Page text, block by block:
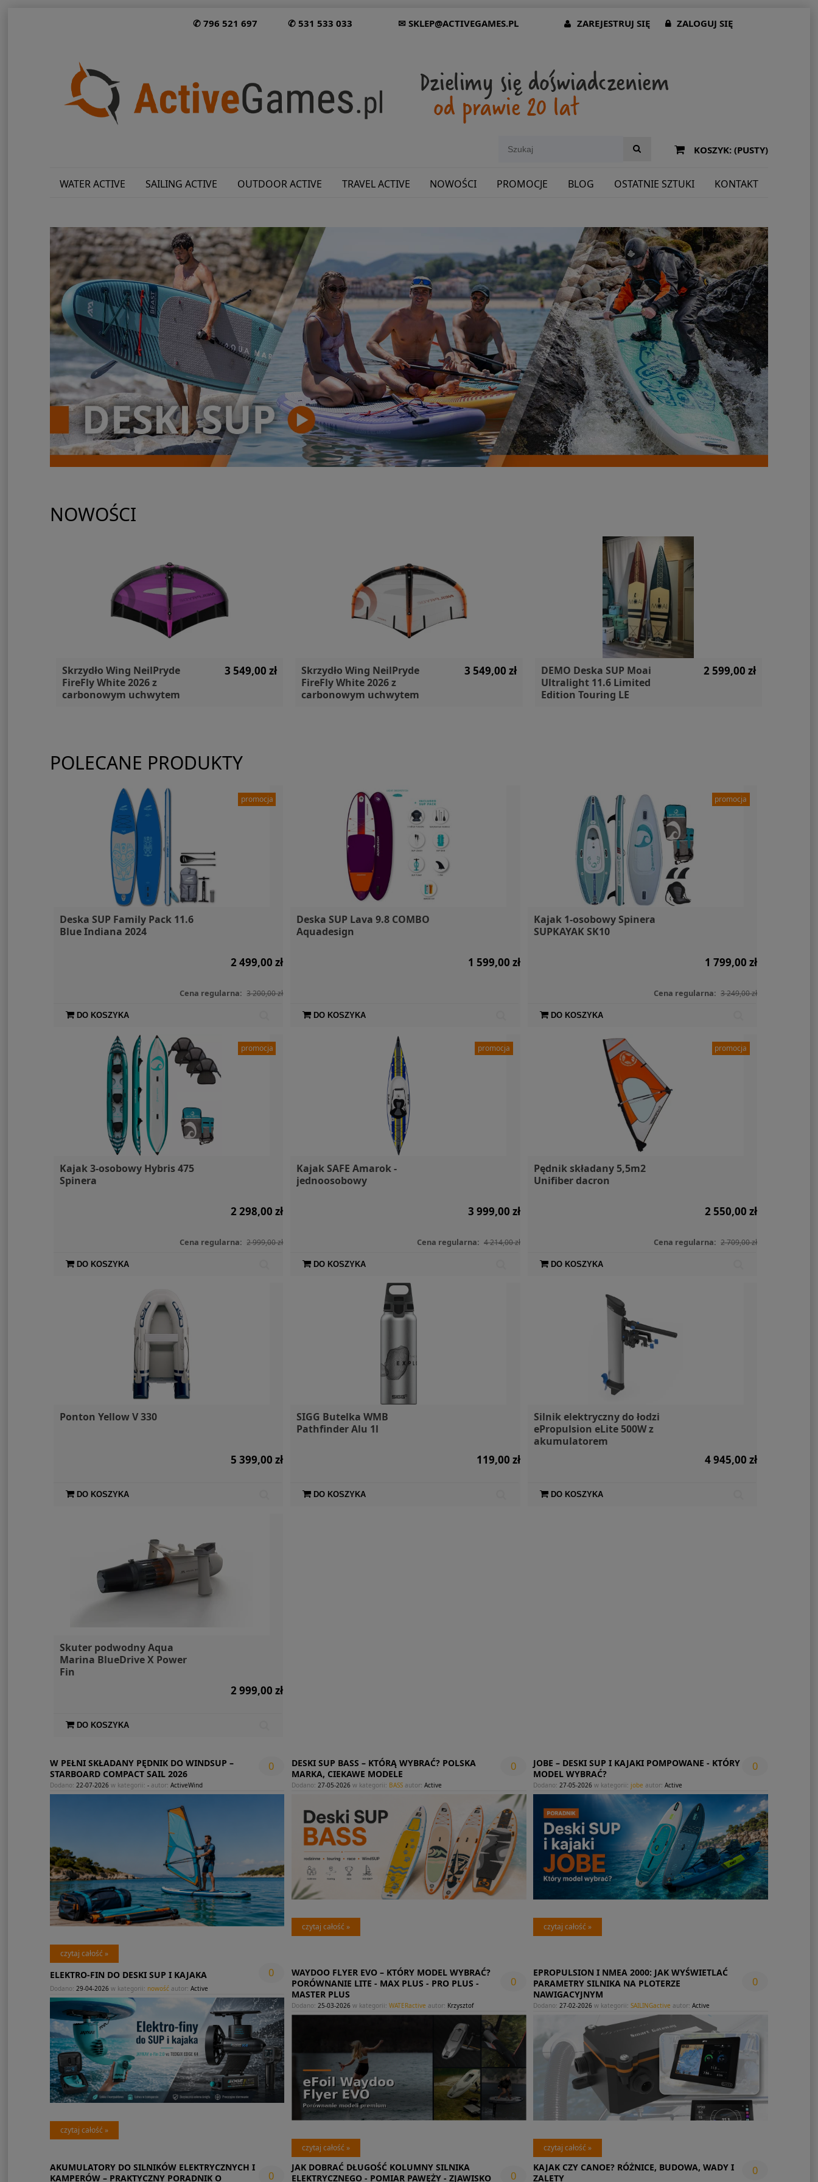
✆ 796 521 697 ✆ 531 533 033 ✉ SKLEP@ACTIVEGAMES.PL ZAREJESTRUJ SIĘ ZALOGUJ SIĘ
KOSZYK: (PUSTY)
WATER ACTIVE SAILING ACTIVE OUTDOOR ACTIVE TRAVEL ACTIVE NOWOŚCI PROMOCJE BLOG OSTATNIE SZTUKI KONTAKT
NOWOŚCI
Skrzydło Wing NeilPryde
FireFly White 2026 z
carbonowym uchwytem
3 549,00 zł
Skrzydło Wing NeilPryde
FireFly White 2026 z
carbonowym uchwytem
3 549,00 zł
DEMO Deska SUP Moai
Ultralight 11.6 Limited
Edition Touring LE
2 599,00 zł
W PEŁNI SKŁADANY PĘDNIK DO WINDSUP –
STARBOARD COMPACT SAIL 2026
0
Dodano: 22-07-2026w kategorii: -autor: ActiveWind
czytaj całość »
DESKI SUP BASS – KTÓRĄ WYBRAĆ? POLSKA
MARKA, CIEKAWE MODELE
0
Dodano:27-05-2026 w kategorii: BASS autor:Active
czytaj całość »
JOBE – DESKI SUP I KAJAKI POMPOWANE - KTÓRY
MODEL WYBRAĆ?
0
Dodano:27-05-2026 w kategorii: jobe autor:Active
czytaj całość »
ELEKTRO-FIN DO DESKI SUP I KAJAKA 0
Dodano: 29-04-2026w kategorii: nowośćautor: Active
czytaj całość »
WAYDOO FLYER EVO – KTÓRY MODEL WYBRAĆ?
PORÓWNANIE LITE - MAX PLUS - PRO PLUS -
MASTER PLUS
0
Dodano:25-03-2026 w kategorii:WATERactive autor: Krzysztof
czytaj całość »
EPROPULSION I NMEA 2000: JAK WYŚWIETLAĆ
PARAMETRY SILNIKA NA PLOTERZE
NAWIGACYJNYM
0
Dodano:27-02-2026 w kategorii:SAILINGactive autor:Active
czytaj całość »
AKUMULATORY DO SILNIKÓW ELEKTRYCZNYCH I
KAMPERÓW – PRAKTYCZNY PORADNIK O
0
JAK DOBRAĆ DŁUGOŚĆ KOLUMNY SILNIKA
ELEKTRYCZNEGO - POMIAR PAWĘŻY - ZJAWISKO
0
KAJAK CZY CANOE? RÓŻNICE, BUDOWA, WADY I
ZALETY
0
POLECANE PRODUKTY
Deska SUP Family Pack 11.6
Blue Indiana 2024
2 499,00 zł
Cena regularna: 3 200,00 zł
DO KOSZYKA
promocja
Deska SUP Lava 9.8 COMBO
Aquadesign
1 599,00 zł
DO KOSZYKA
Kajak 1-osobowy Spinera
SUPKAYAK SK10
1 799,00 zł
Cena regularna: 3 249,00 zł
DO KOSZYKA
promocja
Kajak 3-osobowy Hybris 475
Spinera
2 298,00 zł
Cena regularna: 2 999,00 zł
DO KOSZYKA
promocja
Kajak SAFE Amarok -
jednoosobowy
3 999,00 zł
Cena regularna: 4 214,00 zł
DO KOSZYKA
promocja
Pędnik składany 5,5m2
Unifiber dacron
2 550,00 zł
Cena regularna: 2 709,00 zł
DO KOSZYKA
promocja
Ponton Yellow V 330
5 399,00 zł
DO KOSZYKA
SIGG Butelka WMB
Pathfinder Alu 1l
119,00 zł
DO KOSZYKA
Silnik elektryczny do łodzi
ePropulsion eLite 500W z
akumulatorem
4 945,00 zł
DO KOSZYKA
Skuter podwodny Aqua
Marina BlueDrive X Power
Fin
2 999,00 zł
DO KOSZYKA